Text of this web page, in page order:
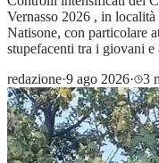
Vernasso 2026 , in
Natisone, con particolare
stupefacenti tra i giovani e
redazione·9 ago 2026· 3